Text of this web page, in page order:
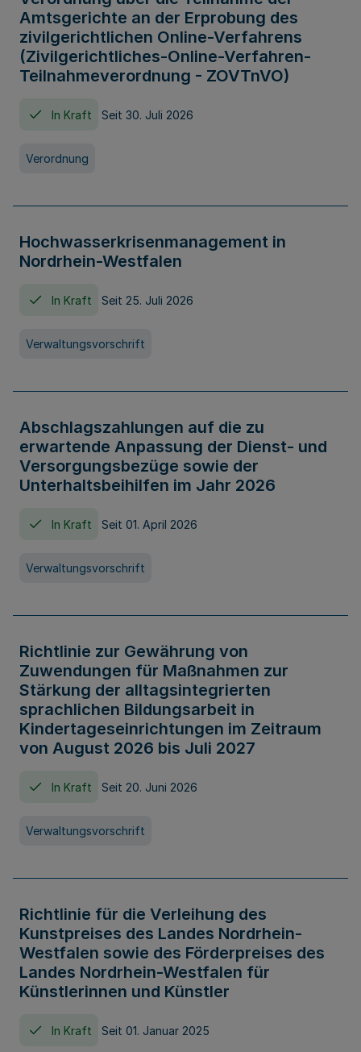
Amtsgerichte an der Erprobung des
zivilgerichtlichen Online-Verfahrens
(Zivilgerichtliches-Online-Verfahren-
Teilnahmeverordnung - ZOVTnVO)
In Kraft Seit 30. Juli 2026
Verordnung
Hochwasserkrisenmanagement in
Nordrhein-Westfalen
In Kraft Seit 25. Juli 2026
Verwaltungsvorschrift
Abschlagszahlungen auf die zu
erwartende Anpassung der Dienst- und
Versorgungsbezüge sowie der
Unterhaltsbeihilfen im Jahr 2026
In Kraft Seit 01. April 2026
Verwaltungsvorschrift
Richtlinie zur Gewährung von
Zuwendungen für Maßnahmen zur
Stärkung der alltagsintegrierten
sprachlichen Bildungsarbeit in
Kindertageseinrichtungen im Zeitraum
von August 2026 bis Juli 2027
In Kraft Seit 20. Juni 2026
Verwaltungsvorschrift
Richtlinie für die Verleihung des
Kunstpreises des Landes Nordrhein-
Westfalen sowie des Förderpreises des
Landes Nordrhein-Westfalen für
Künstlerinnen und Künstler
In Kraft Seit 01. Januar 2025